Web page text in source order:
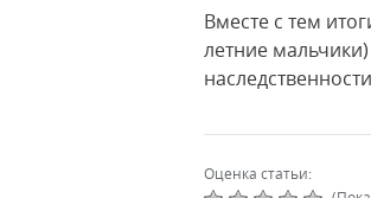
Вместе с тем
летние
Оценка статьи: